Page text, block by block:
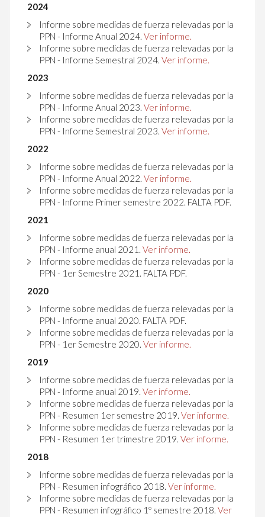
2024
Informe sobre medidas de fuerza relevadas por la
PPN - Informe Anual 2024. Ver informe.
Informe sobre medidas de fuerza relevadas por la
PPN - Informe Semestral 2024. Ver informe.
2023
Informe sobre medidas de fuerza relevadas por la
PPN - Informe Anual 2023. Ver informe.
Informe sobre medidas de fuerza relevadas por la
PPN - Informe Semestral 2023. Ver informe.
2022
Informe sobre medidas de fuerza relevadas por la
PPN - Informe Anual 2022. Ver informe.
Informe sobre medidas de fuerza relevadas por la
PPN - Informe Primer semestre 2022. FALTA PDF.
2021
Informe sobre medidas de fuerza relevadas por la
PPN - Informe anual 2021. Ver informe.
Informe sobre medidas de fuerza relevadas por la
PPN - 1er Semestre 2021. FALTA PDF.
2020
Informe sobre medidas de fuerza relevadas por la
PPN - Informe anual 2020. FALTA PDF.
Informe sobre medidas de fuerza relevadas por la
PPN - 1er Semestre 2020. Ver informe.
2019
Informe sobre medidas de fuerza relevadas por la
PPN - Informe anual 2019. Ver informe.
Informe sobre medidas de fuerza relevadas por la
PPN - Resumen 1er semestre 2019. Ver informe.
Informe sobre medidas de fuerza relevadas por la
PPN - Resumen 1er trimestre 2019. Ver informe.
2018
Informe sobre medidas de fuerza relevadas por la
PPN - Resumen infográfico 2018. Ver informe.
Informe sobre medidas de fuerza relevadas por la
PPN - Resumen infográfico 1º semestre 2018. Ver